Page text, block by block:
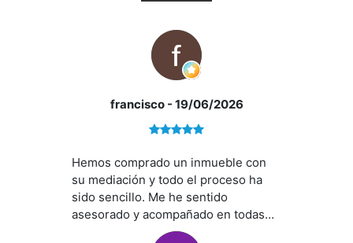
*¿Qué te ofrecemos en nuestra agencia?
francisco - 19/06/2026
Hemos comprado un inmueble con
su mediación y todo el proceso ha
sido sencillo. Me he sentido
asesorado y acompañado en todas
las gestiones e incidencias que han